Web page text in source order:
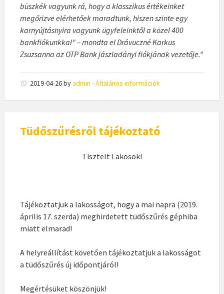
büszkék vagyunk rá, hogy a klasszikus értékeinket
megőrizve elérhetőek maradtunk, hiszen szinte egy
karnyújtásnyira vagyunk ügyfeleinktől a közel 400
bankfiókunkkal” – mondta el Drávuczné Karkus
Zsuzsanna az OTP Bank jászladányi fiókjának vezetője.”
2019-04-26byadmin -Általános információk
Tüdőszűrésről tájékoztató
Tisztelt Lakosok!
Tájékoztatjuk a lakosságot, hogy a mai napra (2019.
április 17. szerda) meghirdetett tüdőszűrés géphiba
miatt elmarad!
A helyreállítást követően tájékoztatjuk a lakosságot
a tüdőszűrés új időpontjáról!
Megértésüket köszönjük!